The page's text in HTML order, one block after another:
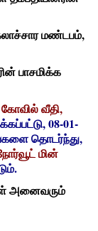
மண்டபம்,
பாசமிக்க
வீதி,
08-01-
தொடர்ந்து,
மின்
அனைவரும்